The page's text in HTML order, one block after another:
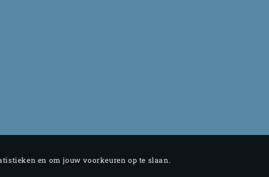
en om jouw voorkeuren op te slaan.